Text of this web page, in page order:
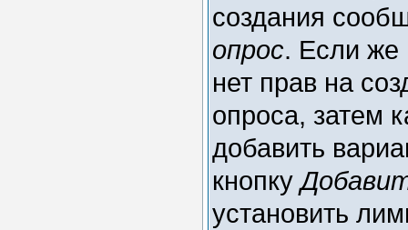
создания
опрос. Если же
нет прав на
опроса, затем
добавить
кнопку
установить